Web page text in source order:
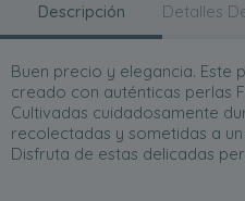
Descripción
Buen precio y elegancia.
creado con auténticas perlas
Cultivadas cuidadosamente
recolectadas y sometidas a
Disfruta de estas delicadas
Detalles